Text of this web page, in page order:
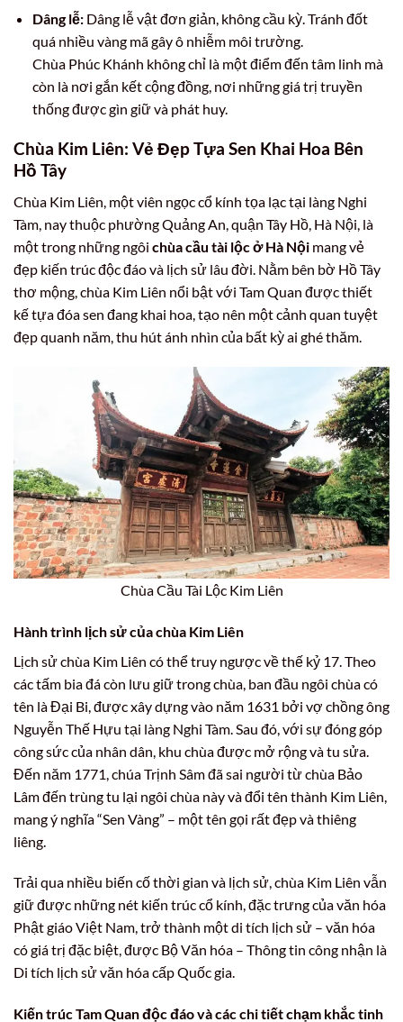
Dâng lễ:Dâng lễ vật đơn giản, không cầu kỳ. Tránh đốt
quá nhiều vàng mã gây ô nhiễm môi trường.
Chùa Phúc Khánh không chỉ là một điểm đến tâm linh mà
còn là nơi gắn kết cộng đồng, nơi những giá trị truyền
thống được gìn giữ và phát huy.
Chùa Kim Liên: Vẻ Đẹp Tựa Sen Khai Hoa Bên
Hồ Tây
Chùa Kim Liên, một viên ngọc cổ kính tọa lạc tại làng Nghi
Tàm, nay thuộc phường Quảng An, quận Tây Hồ, Hà Nội, là
một trong những ngôi chùa cầu tài lộc ở Hà Nội mang vẻ
đẹp kiến trúc độc đáo và lịch sử lâu đời. Nằm bên bờ Hồ Tây
thơ mộng, chùa Kim Liên nổi bật với Tam Quan được thiết
kế tựa đóa sen đang khai hoa, tạo nên một cảnh quan tuyệt
đẹp quanh năm, thu hút ánh nhìn của bất kỳ ai ghé thăm.
Chùa Cầu Tài Lộc Kim Liên
Hành trình lịch sử của chùa Kim Liên
Lịch sử chùa Kim Liên có thể truy ngược về thế kỷ 17. Theo
các tấm bia đá còn lưu giữ trong chùa, ban đầu ngôi chùa có
tên là Đại Bi, được xây dựng vào năm 1631 bởi vợ chồng ông
Nguyễn Thế Hựu tại làng Nghi Tàm. Sau đó, với sự đóng góp
công sức của nhân dân, khu chùa được mở rộng và tu sửa.
Đến năm 1771, chúa Trịnh Sâm đã sai người từ chùa Bảo
Lâm đến trùng tu lại ngôi chùa này và đổi tên thành Kim Liên,
mang ý nghĩa “Sen Vàng” – một tên gọi rất đẹp và thiêng
liêng.
Trải qua nhiều biến cố thời gian và lịch sử, chùa Kim Liên vẫn
giữ được những nét kiến trúc cổ kính, đặc trưng của văn hóa
Phật giáo Việt Nam, trở thành một di tích lịch sử – văn hóa
có giá trị đặc biệt, được Bộ Văn hóa – Thông tin công nhận là
Di tích lịch sử văn hóa cấp Quốc gia.
Kiến trúc Tam Quan độc đáo và các chi tiết chạm khắc tinh